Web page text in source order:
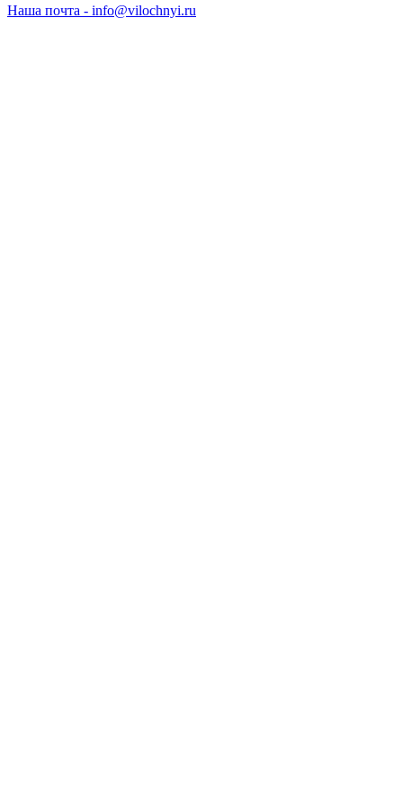
Наша почта - info@vilochnyi.ru